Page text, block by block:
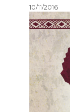
10/11/2016